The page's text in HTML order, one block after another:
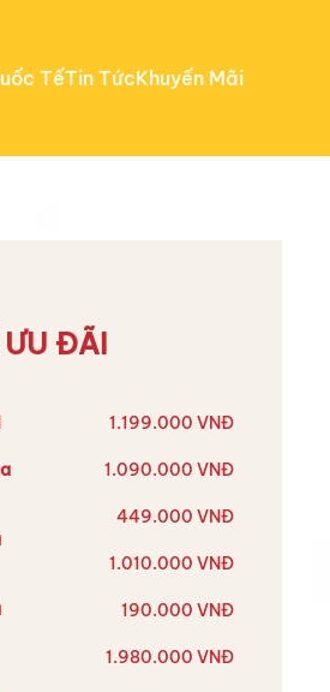
TếTin TứcKhuyến Mãi
ƯU ĐÃI
1.199.000 VNĐ
1.090.000 VNĐ
449.000 VNĐ
1.010.000 VNĐ
190.000 VNĐ
1.980.000 VNĐ